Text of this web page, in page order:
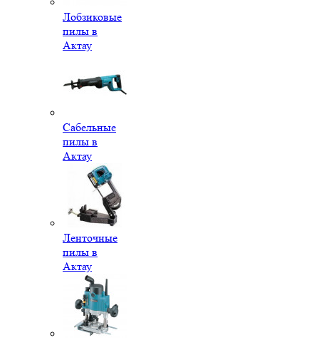
Лобзиковые
пилы в
Актау
Сабельные
пилы в
Актау
Ленточные
пилы в
Актау